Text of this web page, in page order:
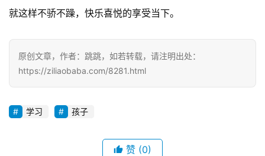
就这样不骄不躁，快乐喜悦的享受当下。
原创文章，作者：跳跳，如若转载，请注明出处：
https://ziliaobaba.com/8281.html
学习 孩子
赞 (0)